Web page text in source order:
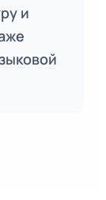
и